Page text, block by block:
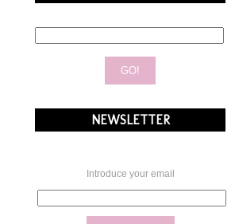
NEWSLETTER
Introduce your email